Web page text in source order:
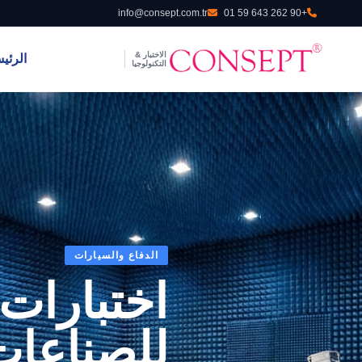
+90 262 643 59 01
info@consept.com.tr
الاختبار &
التكنولوجيا
الدفاع والسيارات
تواجد دولي
Consept أوروبا:
بوابتكم إلى الأسواق